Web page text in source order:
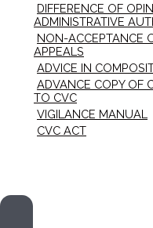
DIFFERENCE OF
ADMINISTRATIVE
NON-ACCEPTANCE
APPEALS
ADVICE IN
ADVANCE COPY OF
TO CVC
VIGILANCE MANUAL
CVC ACT